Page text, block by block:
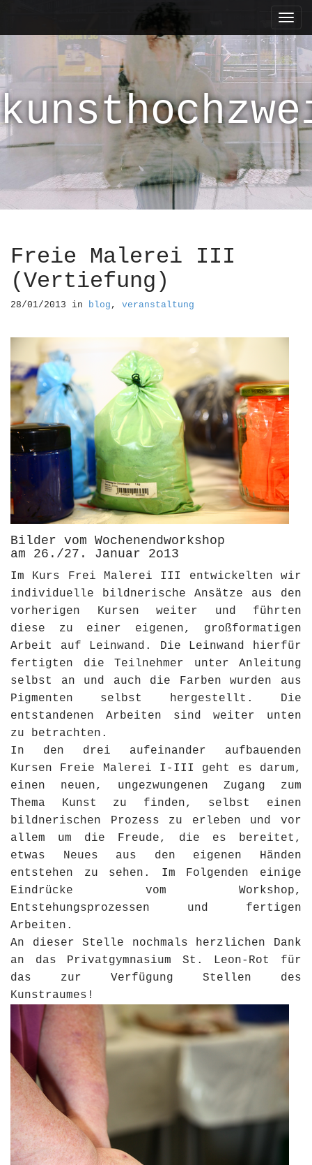
n
m
e
n
u
i
t
o
c
o
n
t
t
Freie Malerei III
(Vertiefung)
28/01/2013 in blog , veranstaltung
Bilder vom Wochenendworkshop
am 26./27. Januar 2o13
Im Kurs Frei Malerei III entwickelten wir
individuelle bildnerische Ansätze aus den
vorherigen Kursen weiter und führten
diese zu einer eigenen, großformatigen
Arbeit auf Leinwand. Die Leinwand hierfür
fertigten die Teilnehmer unter Anleitung
selbst an und auch die Farben wurden aus
Pigmenten selbst hergestellt. Die
entstandenen Arbeiten sind weiter unten
zu betrachten.
In den drei aufeinander aufbauenden
Kursen Freie Malerei I-III geht es darum,
einen neuen, ungezwungenen Zugang zum
Thema Kunst zu finden, selbst einen
bildnerischen Prozess zu erleben und vor
allem um die Freude, die es bereitet,
etwas Neues aus den eigenen Händen
entste­hen zu sehen. Im Folgenden einige
Eindrücke vom Workshop,
Entstehungsprozessen und fertigen
Arbeiten.
An dieser Stelle nochmals herzlichen Dank
an das Privatgymnasium St. Leon-Rot für
das zur Verfügung Stellen des
Kunstraumes!